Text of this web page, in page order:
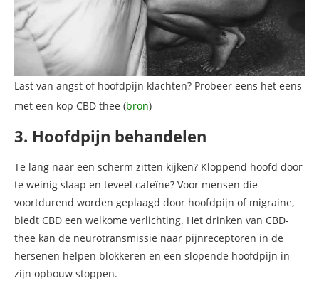
Last van angst of hoofdpijn klachten? Probeer eens het eens
met een kop CBD thee (bron)
3. Hoofdpijn behandelen
Te lang naar een scherm zitten kijken? Kloppend hoofd door
te weinig slaap en teveel cafeïne? Voor mensen die
voortdurend worden geplaagd door hoofdpijn of migraine,
biedt CBD een welkome verlichting. Het drinken van CBD-
thee kan de neurotransmissie naar pijnreceptoren in de
hersenen helpen blokkeren en een slopende hoofdpijn in
zijn opbouw stoppen.